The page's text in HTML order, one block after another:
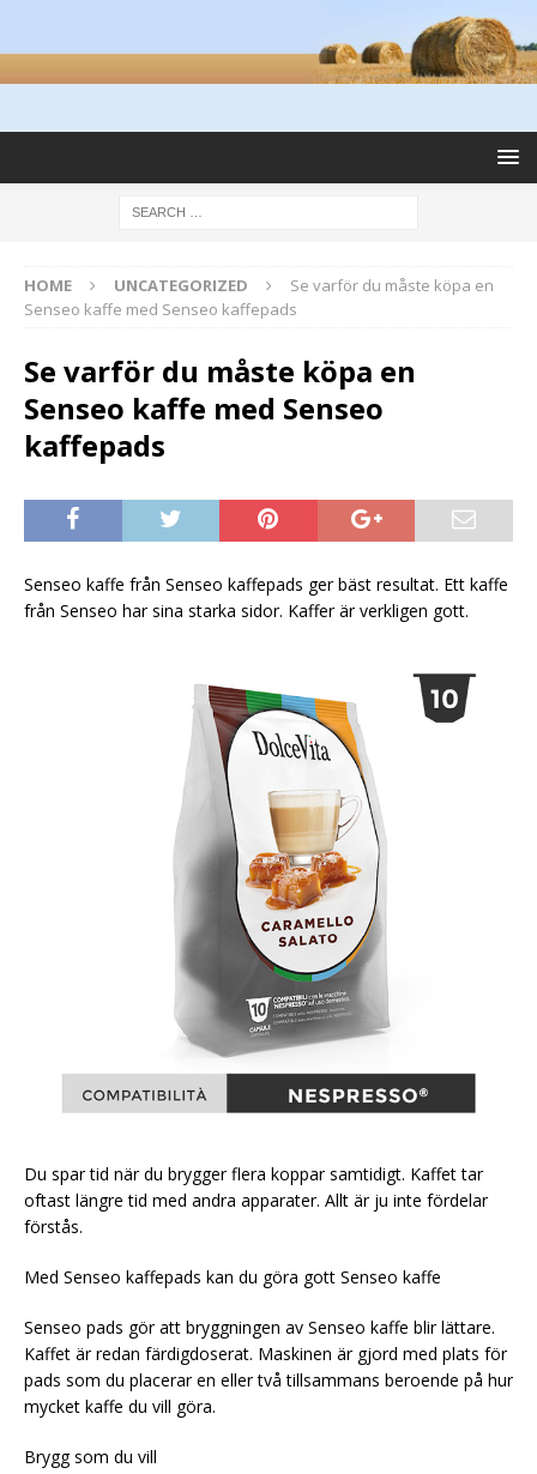
HOME UNCATEGORIZED
Se varför du måste köpa en
Senseo kaffe med Senseo kaffepads
Se varför du måste köpa en
Senseo kaffe med Senseo
kaffepads
Senseo kaffe från Senseo kaffepads ger bäst resultat. Ett kaffe
från Senseo har sina starka sidor. Kaffer är verkligen gott.
Du spar tid när du brygger flera koppar samtidigt. Kaffet tar
oftast längre tid med andra apparater. Allt är ju inte fördelar
förstås.
Med Senseo kaffepads kan du göra gott Senseo kaffe
Senseo pads gör att bryggningen av Senseo kaffe blir lättare.
Kaffet är redan färdigdoserat. Maskinen är gjord med plats för
pads som du placerar en eller två tillsammans beroende på hur
mycket kaffe du vill göra.
Brygg som du vill